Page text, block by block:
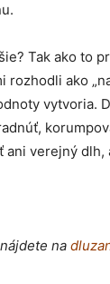
Tak ako to
ako
vytvoria.
verejný dlh,
na